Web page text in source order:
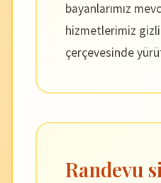
bayanlarımız
hizmetlerimiz
çerçevesinde
Randevu